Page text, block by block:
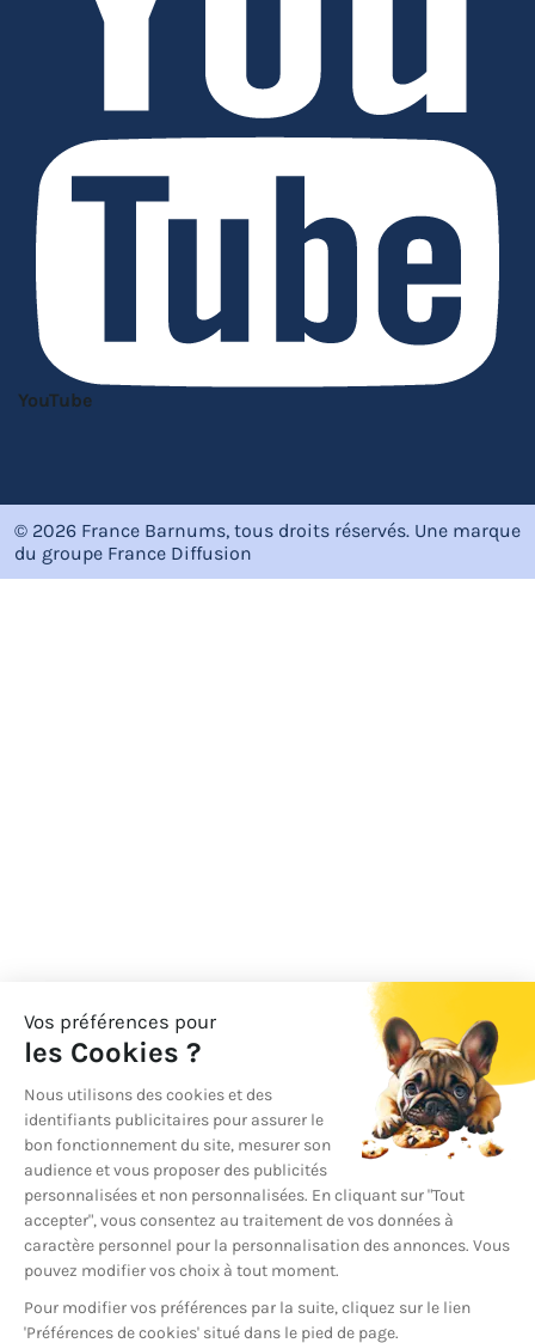
YouTube
© 2026 France Barnums, tous droits réservés. Une marque
du groupe France Diffusion